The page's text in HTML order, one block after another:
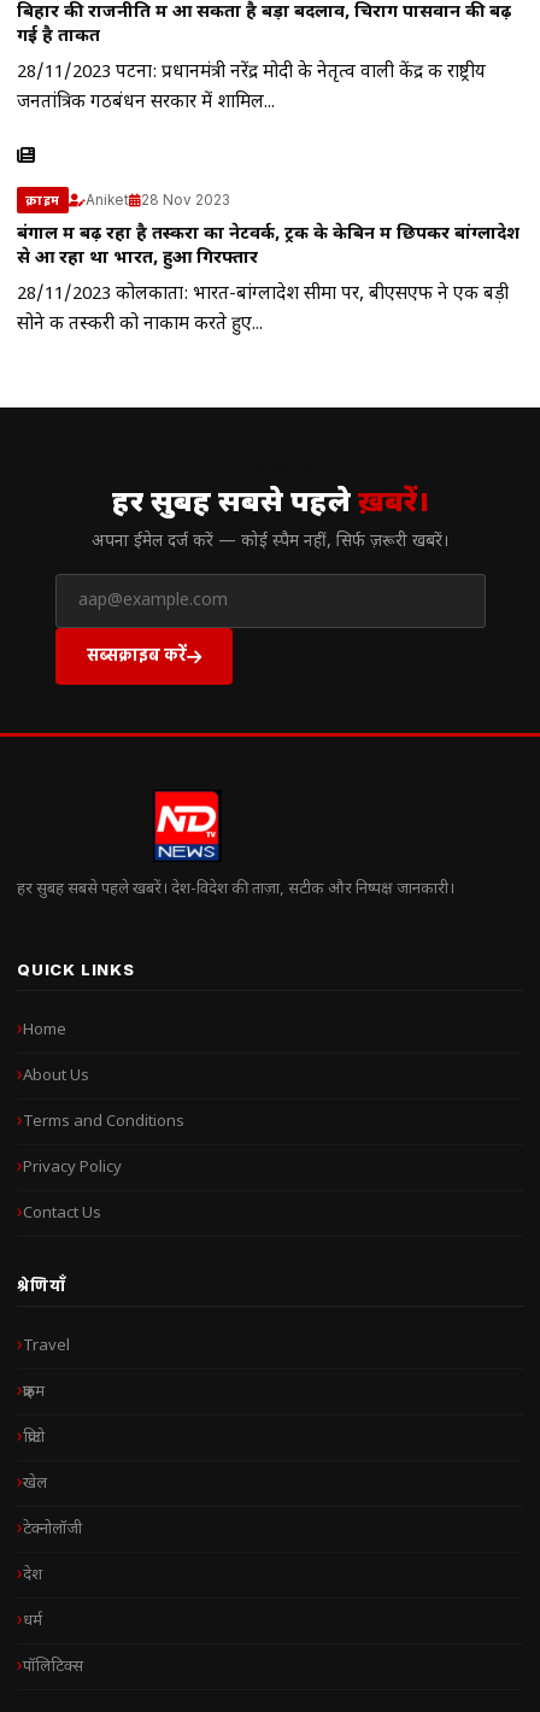
बिहार की राजनीति में आ सकता है बड़ा बदलाव, चिराग पासवान की बढ़
गई है ताकत
28/11/2023 पटना: प्रधानमंत्री नरेंद्र मोदी के नेतृत्व वाली केंद्र की राष्ट्रीय
जनतांत्रिक गठबंधन सरकार में शामिल...
क्राइम Aniket 28 Nov 2023
बंगाल में बढ़ रहा है तस्करों का नेटवर्क, ट्रक के केबिन में छिपकर बांग्लादेश
से आ रहा था भारत, हुआ गिरफ्तार
28/11/2023 कोलकाता: भारत-बांग्लादेश सीमा पर, बीएसएफ ने एक बड़ी
सोने की तस्करी को नाकाम करते हुए...
हर सुबह सबसे पहलेख़बरें।
अपना ईमेल दर्ज करें — कोई स्पैम नहीं, सिर्फ ज़रूरी खबरें।
सब्सक्राइब करें
हर सुबह सबसे पहले खबरें। देश-विदेश की ताज़ा, सटीक और निष्पक्ष जानकारी।
QUICK LINKS
Home
About Us
Terms and Conditions
Privacy Policy
Contact Us
श्रेणियाँ
Travel
क्राइम
क्रिप्टो
खेल
टेक्नोलॉजी
देश
धर्म
पॉलिटिक्स